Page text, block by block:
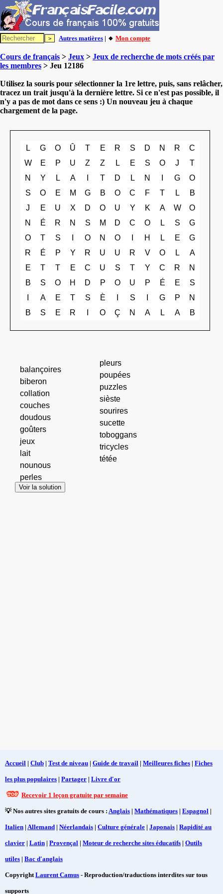
Autres matières | 🔸 Mon compte
Cours de français > Jeux > Jeux de recherche de mots créés par
les membres > Jeu 12186
Utilisez la souris pour sélectionner la 1re lettre, puis, sans relâcher,
tracez un trait jusqu'à la dernière lettre. Si ce n'est pas possible, il
n'y a pas de mot dans ce sens :) Un nouveau jeu à chaque
chargement de la page.
L G O Û T E R S D N R
C
W
E P U Z Z L E S O J
T
N
Y L A T D L N G
O
S
O E M G B O C F T L
B
J
E U X D O U Y K A W
O
N
É R N S M D C O L S
G
O
T S O N O H L E
G
R
É P Y R U U R V O L
A
E
T T E C U S T Y C R
N
B
S O H D P O U P É E
S
A E T S È S G P
N
B
S E R O Ç N A L A B
balançoires
biberon
collation
couches
doudous
goûters
jeux
lait
nounous
perles
pleurs
poupées
puzzles
sièste
sourires
sucette
toboggans
tricycles
tétée
Voir la solution
Accueil | Club | Test de niveau | Guide de travail | Meilleures fiches | Fiches
les plus populaires | Partager | Livre d'or
Recevoir 1 leçon gratuite par semaine
💡 Nos autres sites gratuits de cours : Anglais | Mathématiques | Espagnol |
Italien | Allemand | Néerlandais | Culture générale | Japonais | Rapidité au
clavier | Latin | Provençal | Moteur de recherche sites éducatifs | Outils
utiles | Bac d'anglais
CopyrightLaurent Camus - Reproduction/traductions interdites sur tous
supports